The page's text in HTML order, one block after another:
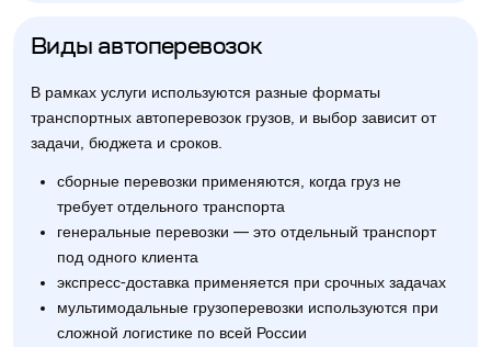
Виды автоперевозок
В рамках услуги используются разные форматы
транспортных автоперевозок грузов, и выбор зависит от
задачи, бюджета и сроков.
сборные перевозки применяются, когда груз не
требует отдельного транспорта
генеральные перевозки — это отдельный транспорт
под одного клиента
экспресс-доставка применяется при срочных задачах
мультимодальные грузоперевозки используются при
сложной логистике по всей России